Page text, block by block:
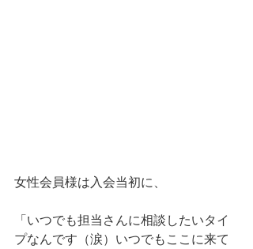
女性会員様は入会当初に、
「いつでも担当さんに相談したいタイ
プなんです（涙）いつでもここに来て